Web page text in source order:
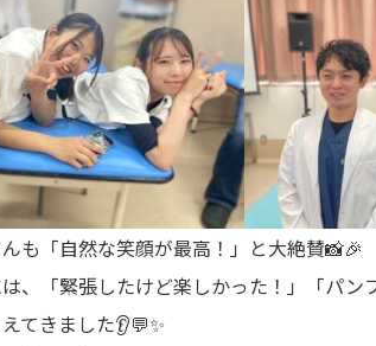
も「自然な笑顔が最高！」と大絶賛📸🎉
、「緊張したけど楽しかった！」「パン
てきました👂💬✨